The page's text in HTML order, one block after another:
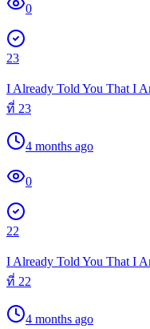
0
23
I Already Told You That I
ที่ 23
4 months ago
0
22
I Already Told You That I
ที่ 22
4 months ago